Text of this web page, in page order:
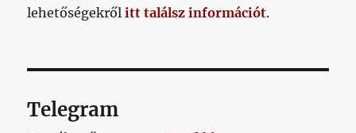
lehetőségekrőlitt találsz információt.
Telegram